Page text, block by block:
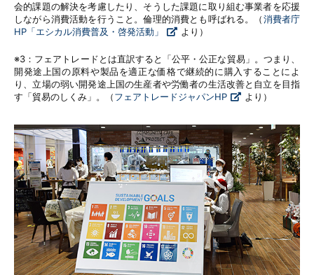
会的課題の解決を考慮したり、そうした課題に取り組む事業者を応援
しながら消費活動を行うこと。倫理的消費とも呼ばれる。（消費者庁
HP「エシカル消費普及・啓発活動」
より）
※3：フェアトレードとは直訳すると「公平・公正な貿易」。つまり、
開発途上国の原料や製品を適正な価格で継続的に購入することによ
り、立場の弱い開発途上国の生産者や労働者の生活改善と自立を目指
す「貿易のしくみ」。（フェアトレードジャパンHP より）